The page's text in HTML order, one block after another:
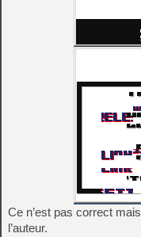
Ce n’est pas correct
l’auteur.